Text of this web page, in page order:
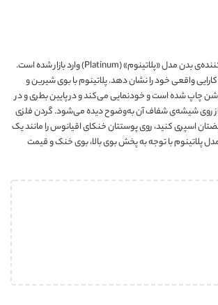
یکی از اسپری‌های مردانه‌ی باکیفیت موجود در بازار، تولید برند ایرانی سی‌گل (Seagull) است که با نام اسپری خوش‌بوکننده‌ی بدن مدل «پلاتینوم» (Platinum) وارد بازار شده است.
واقعی خود را نشان دهد. پلاتینوم با بوی شیرین و
چاپ شده است و خودنمایی می‌کند و در پایین بطری و در
از روی شیشه‌ی شفاف آن به‌وضوح دیده می‌شود. گردن فلزی
اسپری کنید، روی پوستتان خنکای اقیانوس را مانند یک
با توجه به پخش بوی بالا، بوی خنک و قیمت